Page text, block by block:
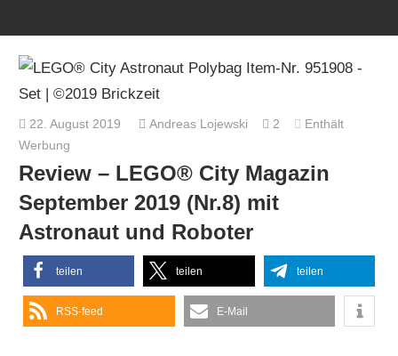
22. August 2019 Andreas Lojewski 2
Enthält
Werbung
Review – LEGO® City Magazin
September 2019 (Nr.8) mit
Astronaut und Roboter
teilen teilen teilen
RSS-feed E-Mail